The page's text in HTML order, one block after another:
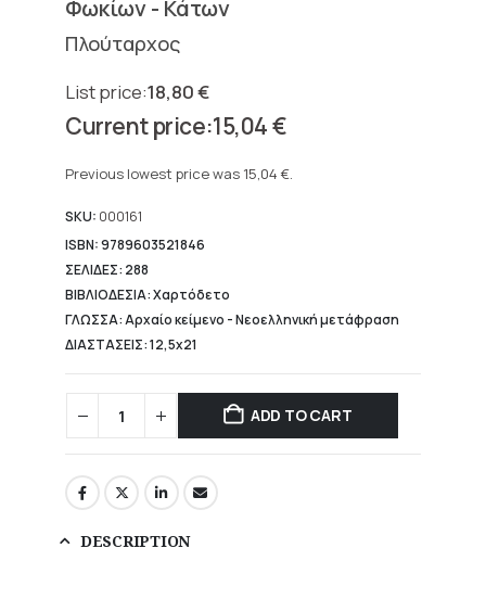
Φωκίων - Κάτων
Πλούταρχος
18,80€
Original
price
18,80 €.
15,04€
price
15,04 €.
Previous lowest price was 15,04 €.
SKU: 000161
ISBN: 9789603521846
ΣΕΛΙΔΕΣ: 288
ΒΙΒΛΙΟΔΕΣΙΑ: Χαρτόδετο
ΓΛΩΣΣΑ: Αρχαίο κείμενο - Νεοελληνική μετάφραση
ΔΙΑΣΤΑΣΕΙΣ: 12,5x21
ADD TO CART
DESCRIPTION